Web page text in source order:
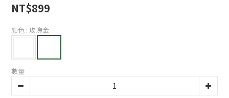
NT$899
顏色 : 玫瑰金
數量